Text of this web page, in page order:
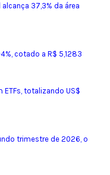
37,3% da área
cotado a R$ 5,1283
totalizando US$
trimestre de 2026, o